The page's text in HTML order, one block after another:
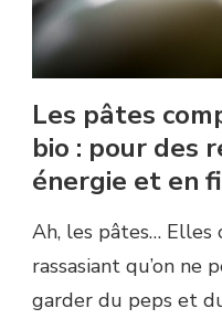
Les pâtes
bio : pour des
énergie et en
Ah, les pâtes…
rassasiant qu’on ne
garder du peps et